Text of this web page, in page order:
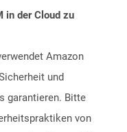
in der Cloud zu
Amazon
und
garantieren. Bitte
von